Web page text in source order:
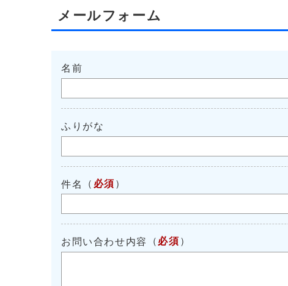
メールフォーム
名前
ふりがな
件名 （ 必須 ）
お問い合わせ内容 （ 必須 ）